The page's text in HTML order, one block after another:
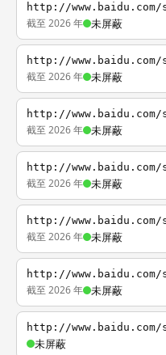
http://www.baidu.com/
截至 2026 年 未屏蔽
http://www.baidu.com/
截至 2026 年 未屏蔽
http://www.baidu.com/
截至 2026 年 未屏蔽
http://www.baidu.com/
截至 2026 年 未屏蔽
http://www.baidu.com/
截至 2026 年 未屏蔽
http://www.baidu.com/
截至 2026 年 未屏蔽
http://www.baidu.com/
未屏蔽